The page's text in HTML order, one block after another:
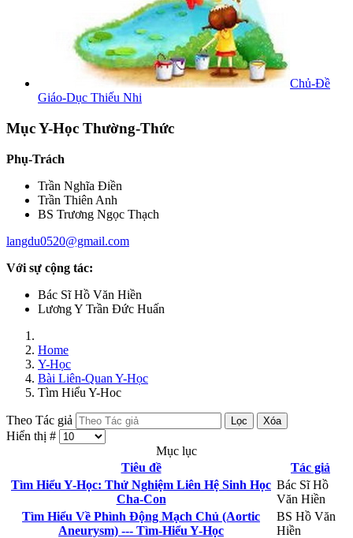
Chủ-Đề
Giáo-Dục Thiếu Nhi
Mục Y-Học Thường-Thức
Phụ-Trách
Trần Nghĩa Điền
Trần Thiên Anh
BS Trương Ngọc Thạch
langdu0520@gmail.com
Với sự cộng tác:
Bác Sĩ Hồ Văn Hiền
Lương Y Trần Đức Huấn
Home
Y-Học
Bài Liên-Quan Y-Học
Tìm Hiểu Y-Hoc
Theo Tác giả Lọc Xóa
Hiển thị #
Mục lục
Tiêu đề
Tác giả
Tìm Hiểu Y-Học: Thử Nghiệm Liên Hệ Sinh Học
Cha-Con
Bác Sĩ Hồ
Văn Hiền
Tìm Hiểu Về Phình Động Mạch Chủ (Aortic
Aneurysm) --- Tìm-Hiểu Y-Học
BS Hồ Văn
Hiền